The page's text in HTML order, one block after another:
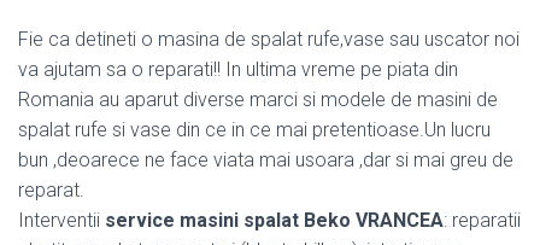
Fie ca detineti o masina de spalat rufe,vase sau uscator noi
va ajutam sa o reparati!! In ultima vreme pe piata din
Romania au aparut diverse marci si modele de masini de
spalat rufe si vase din ce in ce mai pretentioase.Un lucru
bun ,deoarece ne face viata mai usoara ,dar si mai greu de
reparat.
Interventii service masini spalat Beko VRANCEA: reparatii